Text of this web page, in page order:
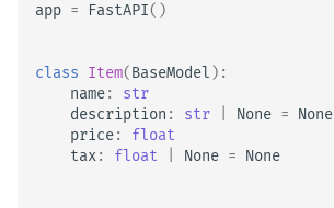
app = FastAPI()
class Item(BaseModel ):
name:
str
description : str None = None
price:
float
tax: float None = None